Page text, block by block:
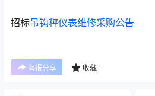
招标吊钩秤仪表维修采购公告
海报分享 收藏